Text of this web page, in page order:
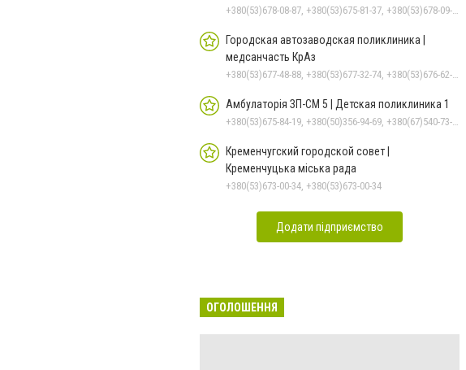
+380(53)678-08-87, +380(53)675-81-37, +380(53)678-09-01, +380(53)675-81-32, +380(53)675-81-40, +380(53)675-81-33, +380(53)675-81-38, +380(53)675-81-31
Городская автозаводская поликлиника |
медсанчасть КрАз
+380(53)677-48-88, +380(53)677-32-74, +380(53)676-62-99, +380536766187
Амбулаторія ЗП-СМ 5 | Детская поликлиника 1
+380(53)675-84-19, +380(50)356-94-69, +380(67)540-73-87
Кременчугский городской совет |
Кременчуцька міська рада
+380(53)673-00-34, +380(53)673-00-34
Додати підприємство
ОГОЛОШЕННЯ